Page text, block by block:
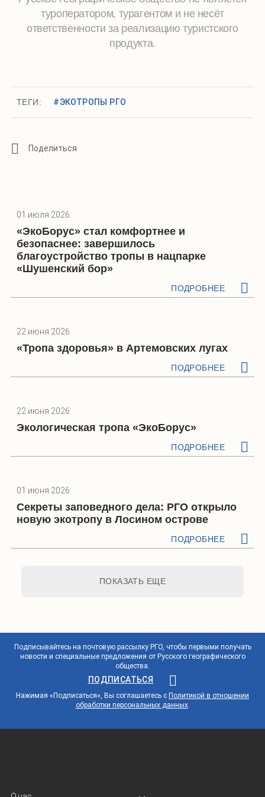
туроператором, турагентом и не несёт
ответственности за реализацию туристского
продукта.
ТЕГИ: #ЭКОТРОПЫ РГО
01 июля 2026
«ЭкоБорус» стал комфортнее и
безопаснее: завершилось
благоустройство тропы в нацпарке
«Шушенский бор»
ПОДРОБНЕЕ
22 июня 2026
«Тропа здоровья» в Артемовских лугах
ПОДРОБНЕЕ
22 июня 2026
Экологическая тропа «ЭкоБорус»
ПОДРОБНЕЕ
01 июня 2026
Секреты заповедного дела: РГО открыло
новую экотропу в Лосином острове
ПОДРОБНЕЕ
ПОКАЗАТЬ ЕЩЕ
Подписывайтесь на почтовую рассылку РГО, чтобы первыми получать
новости и специальные предложения от Русского географического
общества.
ПОДПИСАТЬСЯ
Нажимая «Подписаться», Вы соглашаетесь с Политикой в отношении
обработки персональных данных.